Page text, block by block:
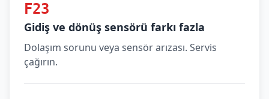
F23
Gidiş ve dönüş sensörü farkı fazla
Dolaşım sorunu veya sensör arızası. Servis
çağırın.